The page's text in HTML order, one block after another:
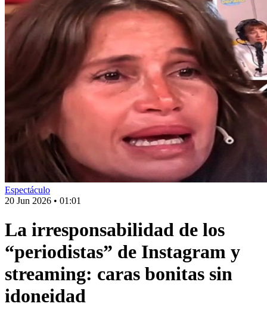
Espectáculo
20 Jun 2026 • 01:01
La irresponsabilidad de los
“periodistas” de Instagram y
streaming: caras bonitas sin
idoneidad